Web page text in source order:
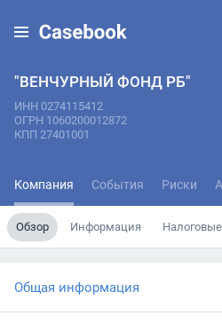
"ВЕНЧУРНЫЙ ФОНД РБ"
ИНН 0274115412
ОГРН 1060200012872
КПП 27401001
Компания События Риски
Обзор Информация
Общая информация